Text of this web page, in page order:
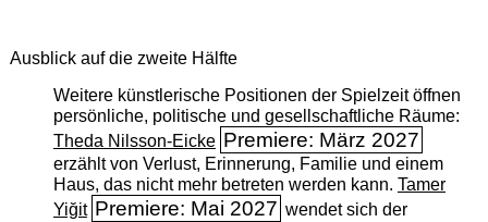
Ausblick auf die zweite Hälfte
Weitere künstlerische Positionen der Spielzeit öffnen
persönliche, politische und gesellschaftliche Räume:
Theda Nilsson-Eicke Premiere: März 2027
erzählt von Verlust, Erinnerung, Familie und einem
Haus, das nicht mehr betreten werden kann. Tamer
Yiğit Premiere: Mai 2027 wendet sich der